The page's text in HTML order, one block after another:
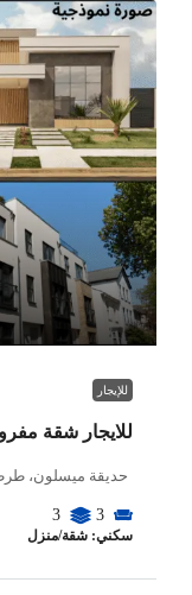
للإيجار
للايجار شقة
حديقة ميسلون،
3
3
سكني: شقة/منزل